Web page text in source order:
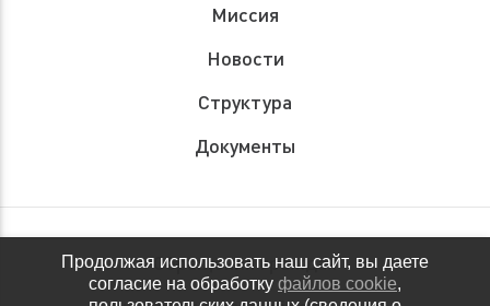
Миссия
Новости
Структура
Документы
Обращения граждан
Продолжая использовать наш сайт, вы даете
согласие на обработку файлов cookie,